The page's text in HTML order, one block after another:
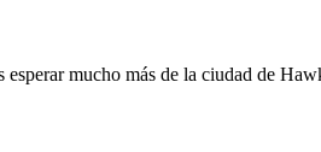
esperar mucho más de la ciudad de